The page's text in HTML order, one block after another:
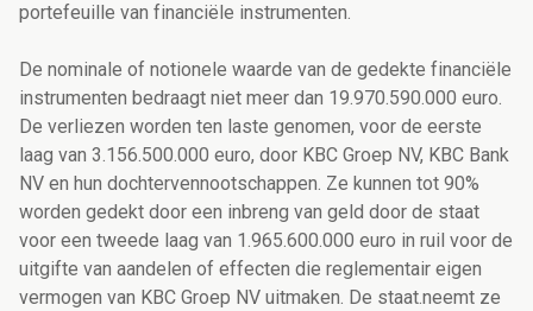
portefeuille van financiële instrumenten.
De nominale of notionele waarde van de gedekte financiële
instrumenten bedraagt niet meer dan 19.970.590.000 euro.
De verliezen worden ten laste genomen, voor de eerste
laag van 3.156.500.000 euro, door KBC Groep NV, KBC Bank
NV en hun dochtervennootschappen. Ze kunnen tot 90%
worden gedekt door een inbreng van geld door de staat
voor een tweede laag van 1.965.600.000 euro in ruil voor de
uitgifte van aandelen of effecten die reglementair eigen
vermogen van KBC Groep NV uitmaken. De staat.neemt ze